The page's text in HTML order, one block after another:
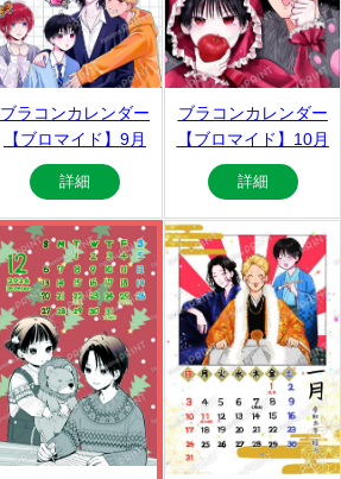
ブラコンカレンダー
【ブロマイド】9月
詳細
ブラコンカレンダー
【ブロマイド】10月
詳細